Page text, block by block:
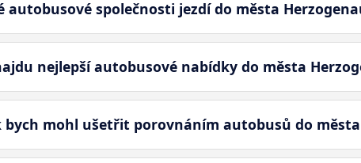
autobusové společnosti jezdí do města
nejlepší autobusové nabídky do města
bych mohl ušetřit porovnáním autobusů do